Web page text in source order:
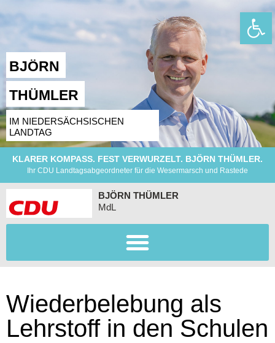
BJÖRN
THÜMLER
IM NIEDERSÄCHSISCHEN
LANDTAG
KLARER KOMPASS. FEST VERWURZELT. BJÖRN THÜMLER.
Ihr CDU Landtagsabgeordneter für die Wesermarsch und Rastede
BJÖRN THÜMLER
MdL
Wiederbelebung als
Lehrstoff in den Schulen